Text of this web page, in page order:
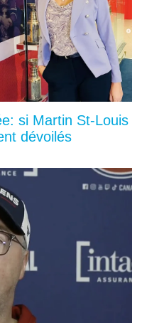
si Martin St-Louis
dévoilés